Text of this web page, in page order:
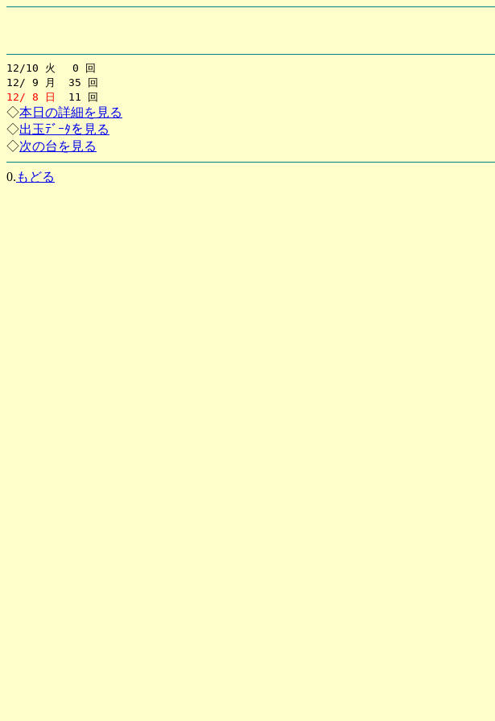
12/10 火 0 回
12/ 9 月 35 回
12/ 8 日
11 回
◇本日の詳細を見る
◇出玉ﾃﾞｰﾀを見る
◇次の台を見る
0. もどる